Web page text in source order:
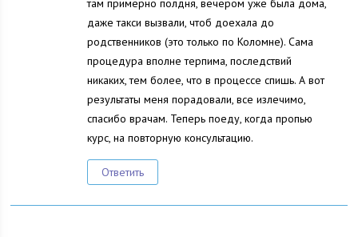
там примерно полдня, вечером уже была дома,
даже такси вызвали, чтоб доехала до
родственников (это только по Коломне). Сама
процедура вполне терпима, последствий
никаких, тем более, что в процессе спишь. А вот
результаты меня порадовали, все излечимо,
спасибо врачам. Теперь поеду, когда пропью
курс, на повторную консультацию.
Ответить